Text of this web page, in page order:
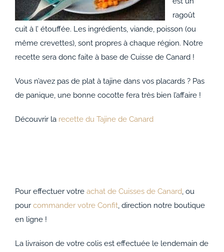
ragoût
cuit à l’ étouffée. Les ingrédients, viande, poisson (ou
même crevettes), sont propres à chaque région. Notre
recette sera donc faite à base de Cuisse de Canard !
Vous n’avez pas de plat à tajine dans vos placards ? Pas
de panique, une bonne cocotte fera très bien l’affaire !
Découvrir la recette du Tajine de Canard
Pour effectuer votre achat de Cuisses de Canard, ou
pour commander votre Confit, direction notre boutique
en ligne !
La livraison de votre colis est effectuée le lendemain de